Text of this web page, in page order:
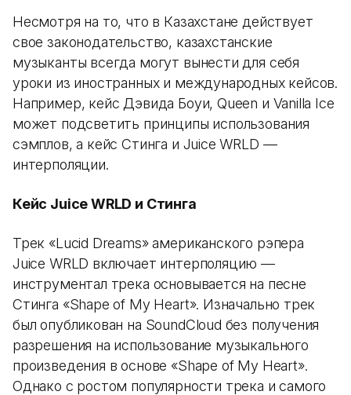
Несмотря на то, что в Казахстане действует
свое законодательство, казахстанские
музыканты всегда могут вынести для себя
уроки из иностранных и международных кейсов.
Например, кейс Дэвида Боуи, Queen и Vanilla Ice
может подсветить принципы использования
сэмплов, а кейс Стинга и Juice WRLD —
интерполяции.
Кейс Juice WRLD и Стинга
Трек «Lucid Dreams» американского рэпера
Juice WRLD включает интерполяцию —
инструментал трека основывается на песне
Стинга «Shape of My Heart». Изначально трек
был опубликован на SoundCloud без получения
разрешения на использование музыкального
произведения в основе «Shape of My Heart».
Однако с ростом популярности трека и самого